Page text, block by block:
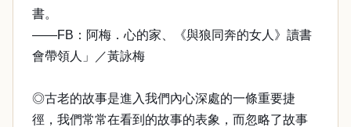
書。
——FB：阿梅．心的家、《與狼同奔的女人》讀書
會帶領人」／黃詠梅
◎古老的故事是進入我們內心深處的一條重要捷
徑，我們常常在看到的故事的表象，而忽略了故事